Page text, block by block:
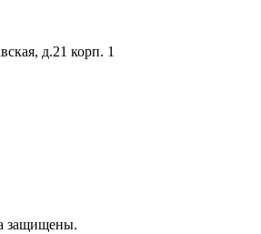
д.21 корп. 1
защищены.